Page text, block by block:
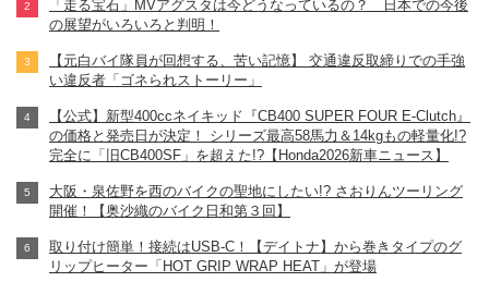
「走る宝石」MVアグスタは今どうなっているの？ 日本での今後
の展望がいろいろと判明！
【元白バイ隊員が回想する、苦い記憶】 交通違反取締りでの手強
い違反者「ゴネられストーリー」
【公式】新型400ccネイキッド『CB400 SUPER FOUR E-Clutch』
の価格と発売日が決定！ シリーズ最高58馬力＆14kgもの軽量化!?
完全に「旧CB400SF」を超えた!?【Honda2026新車ニュース】
大阪・泉佐野を西のバイクの聖地にしたい!? さおりんツーリング
開催！【奥沙織のバイク日和第３回】
取り付け簡単！接続はUSB-C！【デイトナ】から巻きタイプのグ
リップヒーター「HOT GRIP WRAP HEAT」が登場